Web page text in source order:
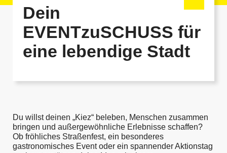
Dein
EVENTzuSCHUSS für
eine lebendige Stadt
Du willst deinen „Kiez“ beleben, Menschen zusammen
bringen und außergewöhnliche Erlebnisse schaffen?
Ob fröhliches Straßenfest, ein besonderes
gastronomisches Event oder ein spannender Aktionstag